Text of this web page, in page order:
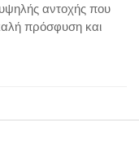
αντοχής που
πρόσφυση και